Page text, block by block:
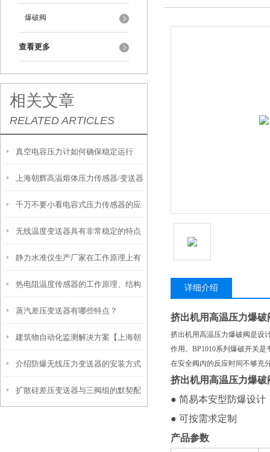
爆破阀
查看更多
相关文章
RELATED ARTICLES
真空电容压力计如何确保稳定运行
上海朝辉高温熔体压力传感器/变送器
安装前注意事项
千万不要小看电容式压力传感器的应
用场合
无线温度变送器具有非常稳定的特点
静力水准仪生产厂家在工作原理上有
哪些特点？
热电阻温度传感器的工作原理、结构
和基本特性
蒸汽差压变送器有哪些特点？
建筑物自动化监测解决方案【上海朝
辉沉降自动化监测】
介绍防爆无线压力变送器的安装方式
及注意事项
扩散硅差压变送器与三阀组的默契配
详细介绍
挤出机用高温压力爆破
挤出机用高温压力爆破阀是设
作用。BP1010系列爆破开关
在安全阀内的反应时间不够充
挤出机用高温压力爆破
● 简易本安型防爆设计
● 可按需求定制
产品参数